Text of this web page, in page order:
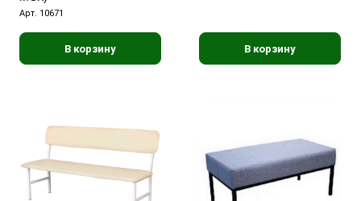
Арт. 10671
В корзину В корзину